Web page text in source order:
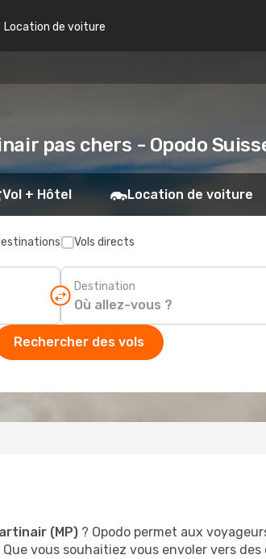
Location de voiture
pas chers - Opodo
Vol + Hôtel Location de voiture
Vols directs
Destination
Rechercher des vols
(MP) ? Opodo permet aux
vous souhaitiez vous envoler vers